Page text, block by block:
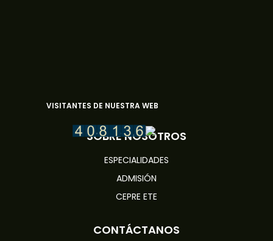
VISITANTES DE NUESTRA WEB
SOBRE NOSOTROS
ESPECIALIDADES
ADMISIÓN
CEPRE ETE
CONTÁCTANOS